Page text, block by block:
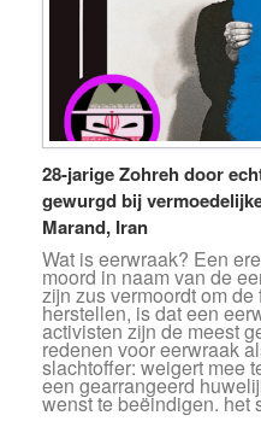
28-jarige Zohreh door
gewurgd bij
Marand, Iran
Wat is eerwraak? Een
moord in naam van de
zijn zus vermoordt om
herstellen, is dat een
activisten zijn de meest
redenen voor eerwraak
slachtoffer: weigert mee
een gearrangeerd
wenst te beëindigen.